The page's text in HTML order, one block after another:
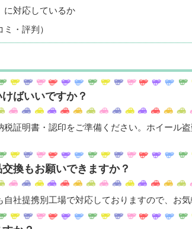
に対応しているか
・評判）
ばいいですか？
証明書・認印をご準備ください。ホイール
換もお願いできますか？
社提携別工場で対応しておりますので、お気